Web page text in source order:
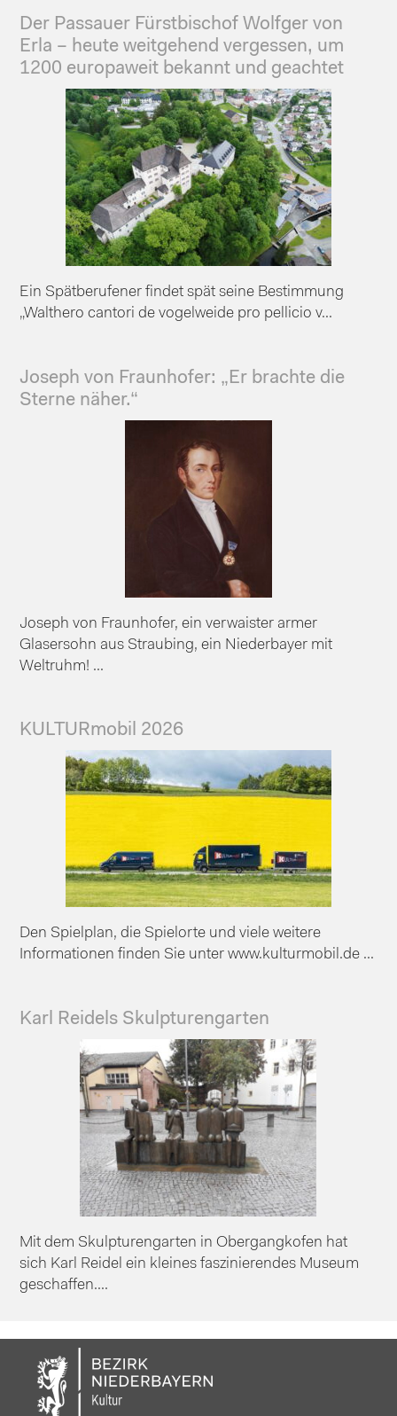
Der Passauer Fürstbischof Wolfger von
Erla – heute weitgehend vergessen, um
1200 europaweit bekannt und geachtet
Ein Spätberufener findet spät seine Bestimmung
„Walthero cantori de vogelweide pro pellicio v...
Joseph von Fraunhofer: „Er brachte die
Sterne näher.“
Joseph von Fraunhofer, ein verwaister armer
Glasersohn aus Straubing, ein Niederbayer mit
Weltruhm! ...
KULTURmobil 2026
Den Spielplan, die Spielorte und viele weitere
Informationen finden Sie unter www.kulturmobil.de ...
Karl Reidels Skulpturengarten
Mit dem Skulpturengarten in Obergangkofen hat
sich Karl Reidel ein kleines faszinierendes Museum
geschaffen....